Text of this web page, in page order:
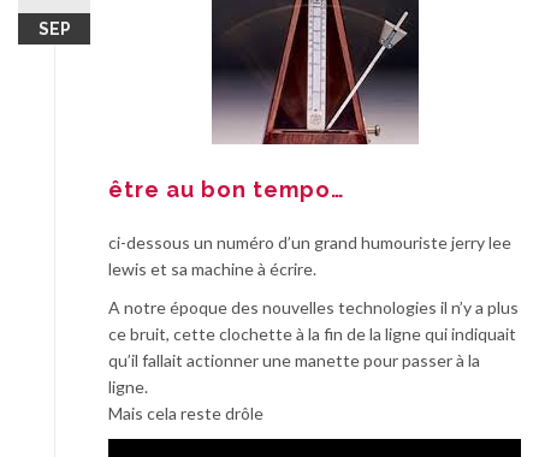
SEP
être au bon tempo…
ci-dessous un numéro d’un grand humouriste jerry lee
lewis et sa machine à écrire.
A notre époque des nouvelles technologies il n’y a plus
ce bruit, cette clochette à la fin de la ligne qui indiquait
qu’il fallait actionner une manette pour passer à la
ligne.
Mais cela reste drôle